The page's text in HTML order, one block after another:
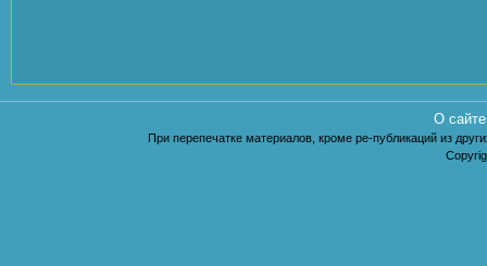
О
При перепечатке материалов, кроме ре-публикаций из